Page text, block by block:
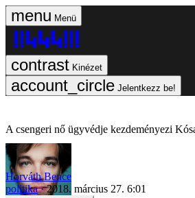
Menü
Kinézet
Jelentkezz be!
A csengeri nő ügyvédje kezdeményezi
Horváth Bence
politika
2018. március 27. 6:01